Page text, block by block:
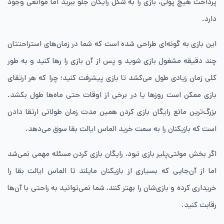
دارد.
این بازی به گونه‌ای طراحی شده است که شما در زمان‌های استراحتتان
چند دقیقه مشغول بازی شوید و پس از آن بازی را رها کنید و به طور
کلی زمان زیادی طول می‌کشد تا بازی پیشرفت کنید؛ چرا که هر ارتقای
بازی ممکن است روزها یا در برخی از اوقات حتی ماه‌ها طول بکشد.
بزرگ‌ترین مانع رایگان بازی کردن همین مدت زمان طولانی ارتقا دادن
است که بازیکنان را به سمت خرید الماس ایالت بقا سوق می‌دهد.
اگر بخش مولتی‌پلیر بازی نبود، رایگان بازی کردن مسئله مهمی‌ نمی‌شد
اما از آن‌جایی که بسیاری از بازیکنان مایلند تا الماس ایالت بقا را
خریداری کرده و بازی‌شان را بهتر کنند، شما نمی‌توانید به راحتی با آن‌ها
رقابت کنید.